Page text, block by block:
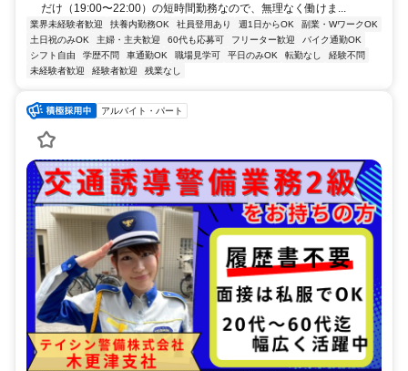
だけ（19:00〜22:00）の短時間勤務なので、無理なく働けま...
業界未経験者歓迎 扶養内勤務OK 社員登用あり 週1日からOK
副業・WワークOK
土日祝のみOK
主婦・主夫歓迎 60代も応募可 フリーター歓迎
バイク通勤OK
シフト自由
学歴不問 車通勤OK 職場見学可 平日のみOK 転勤なし
経験不問
未経験者歓迎
経験者歓迎 残業なし
アルバイト・パート